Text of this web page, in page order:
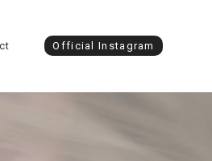
Official Instagram